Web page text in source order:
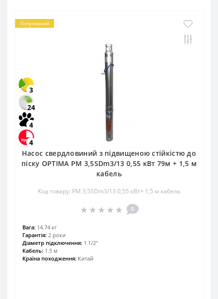
Популярний
3
24
4
4
Насос свердловиний з підвищеною стійкістю до
піску OPTIMA PM 3,5SDm3/13 0,55 кВт 79м + 1,5 м
кабель
Код товару: PM 3,5SDm3/13 0,55 кВт+ 1,5 м кабель
0
Вага: 14.74 кг
Гарантія: 2 роки
Діаметр підключення: 1 1/2"
Кабель: 1.5 м
Країна походження: Китай